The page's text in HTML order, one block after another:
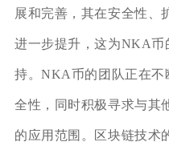
展和完善，其在安全性、
进一步提升，这为NKA币
持。NKA币的团队正在不
全性，同时积极寻求与其
的应用范围。区块链技术